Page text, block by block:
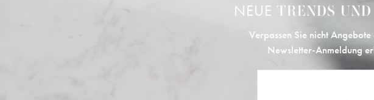
NEUE TRENDS
Verpassen Sie nicht
Newsletter-Anmeldung